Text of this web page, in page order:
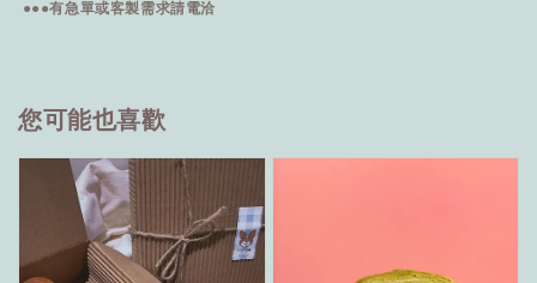
●●●有急單或客製需求請電洽
您可能也喜歡